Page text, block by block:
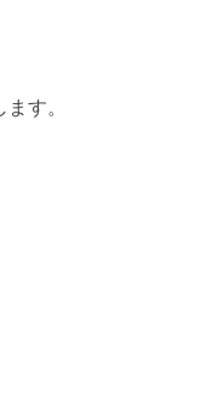
す。